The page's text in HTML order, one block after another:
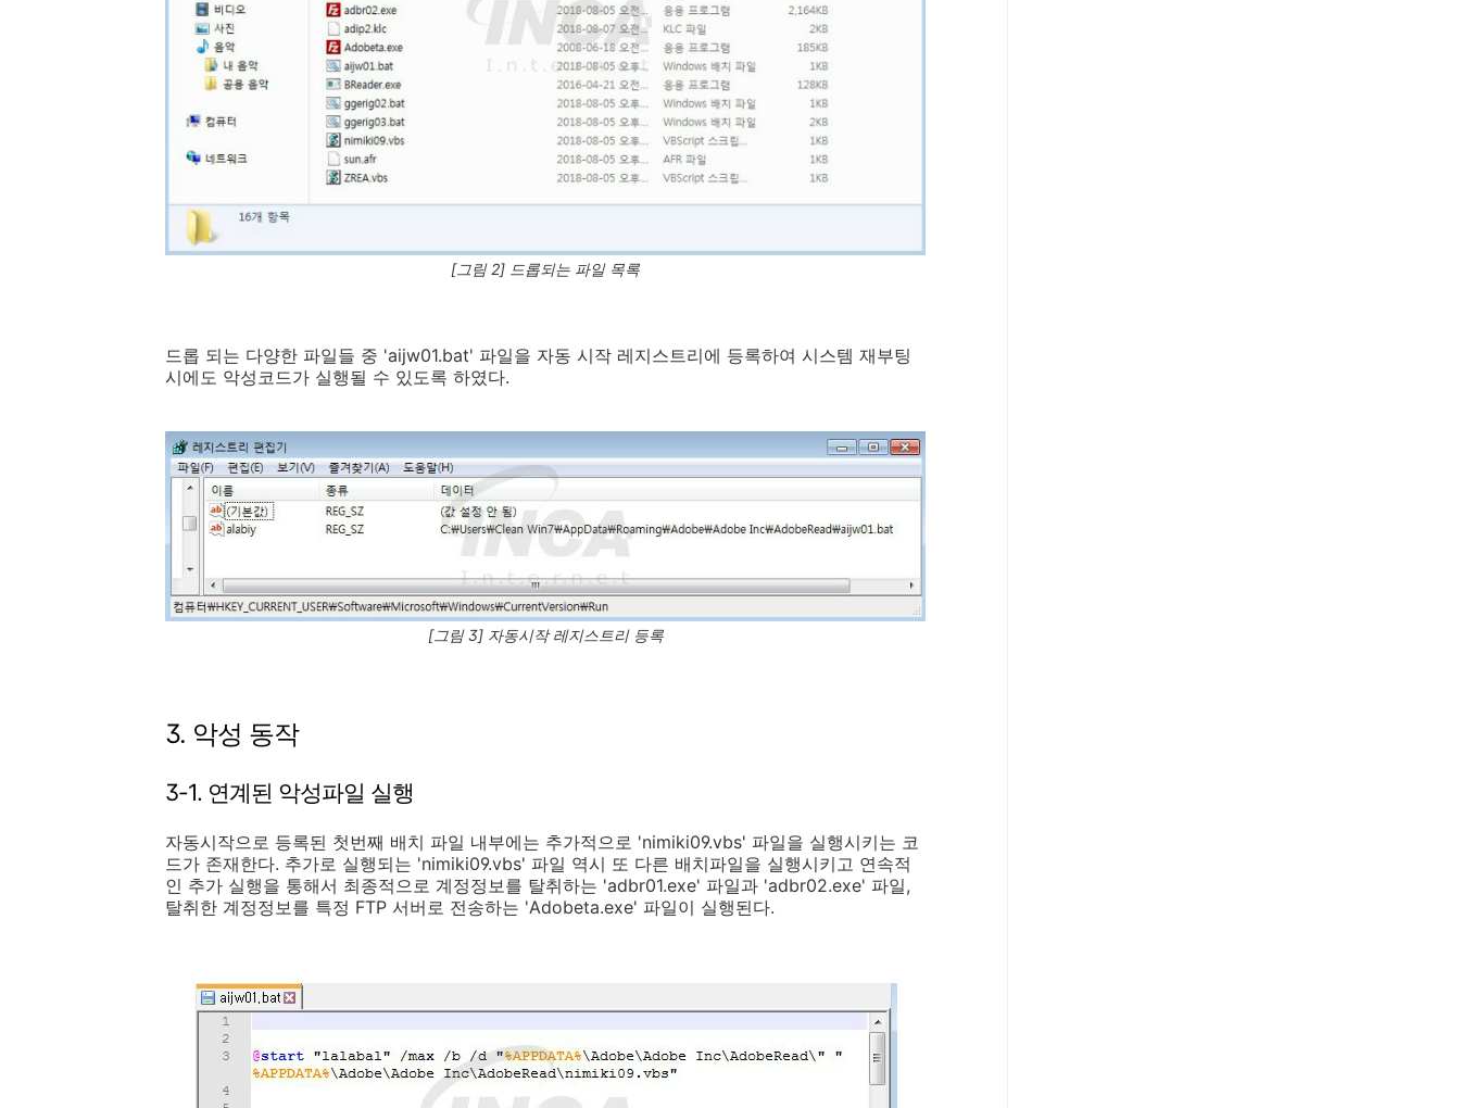
[그림 2] 드롭되는 파일 목록
드롭 되는 다양한 파일들 중 'aijw01.bat' 파일을 자동 시작 레지스트리에 등록하여 시스템 재부팅
시에도 악성코드가 실행될 수 있도록 하였다.
[그림 3] 자동시작 레지스트리 등록
3. 악성 동작
3-1. 연계된 악성파일 실행
자동시작으로 등록된 첫번째 배치 파일 내부에는 추가적으로 'nimiki09.vbs' 파일을 실행시키는 코
드가 존재한다. 추가로 실행되는 'nimiki09.vbs' 파일 역시 또 다른 배치파일을 실행시키고 연속적
인 추가 실행을 통해서 최종적으로 계정정보를 탈취하는 'adbr01.exe' 파일과 'adbr02.exe' 파일,
탈취한 계정정보를 특정 FTP 서버로 전송하는 'Adobeta.exe' 파일이 실행된다.